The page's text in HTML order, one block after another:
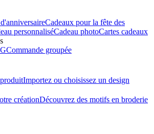
Cadeaux pour la fête des
personnaliséCadeau photoCartes cadeaux
Commande groupée
Importez ou choisissez un design
créationDécouvrez des motifs en broderie